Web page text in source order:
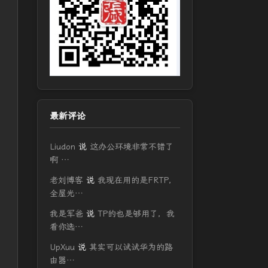
最新评论
Liudon 说 这办公环境非常不错了
啊 …
老刘博客 说 我现在用的是FRTP，
全屋光…
我是军爸 说 TP的也是够用了，我
看你选…
UpXuu 说 其实可以试试华为的路
由器…